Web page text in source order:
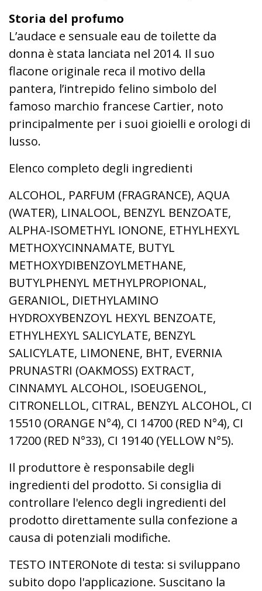
Storia del profumo
L’audace e sensuale eau de toilette da
donna è stata lanciata nel 2014. Il suo
flacone originale reca il motivo della
pantera, l’intrepido felino simbolo del
famoso marchio francese Cartier, noto
principalmente per i suoi gioielli e orologi di
lusso.
Elenco completo degli ingredienti
ALCOHOL, PARFUM (FRAGRANCE), AQUA
(WATER), LINALOOL, BENZYL BENZOATE,
ALPHA-ISOMETHYL IONONE, ETHYLHEXYL
METHOXYCINNAMATE, BUTYL
METHOXYDIBENZOYLMETHANE,
BUTYLPHENYL METHYLPROPIONAL,
GERANIOL, DIETHYLAMINO
HYDROXYBENZOYL HEXYL BENZOATE,
ETHYLHEXYL SALICYLATE, BENZYL
SALICYLATE, LIMONENE, BHT, EVERNIA
PRUNASTRI (OAKMOSS) EXTRACT,
CINNAMYL ALCOHOL, ISOEUGENOL,
CITRONELLOL, CITRAL, BENZYL ALCOHOL, CI
15510 (ORANGE N°4), CI 14700 (RED N°4), CI
17200 (RED N°33), CI 19140 (YELLOW N°5).
Il produttore è responsabile degli
ingredienti del prodotto. Si consiglia di
controllare l'elenco degli ingredienti del
prodotto direttamente sulla confezione a
causa di potenziali modifiche.
TESTO INTERONote di testa: si sviluppano
subito dopo l'applicazione. Suscitano la